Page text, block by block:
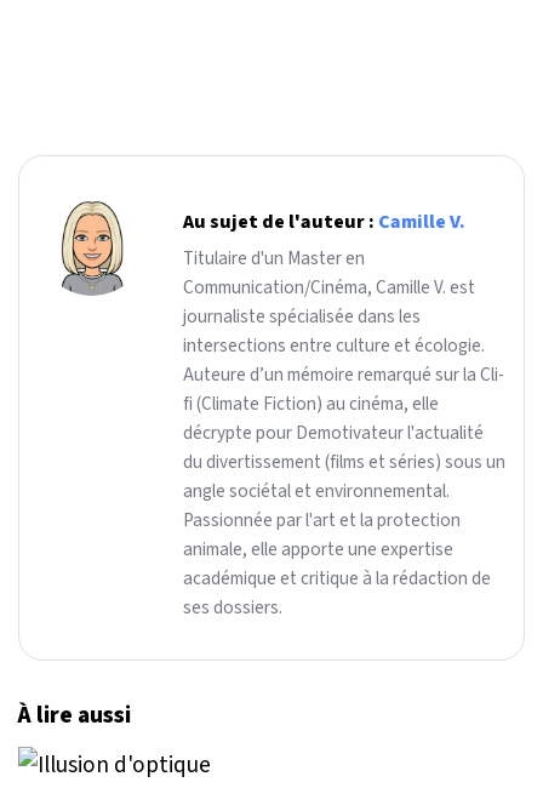
Au sujet de l'auteur : Camille V.
Titulaire d'un Master en
Communication/Cinéma, Camille V. est
journaliste spécialisée dans les
intersections entre culture et écologie.
Auteure d’un mémoire remarqué sur la Cli-
fi (Climate Fiction) au cinéma, elle
décrypte pour Demotivateur l'actualité
du divertissement (films et séries) sous un
angle sociétal et environnemental.
Passionnée par l'art et la protection
animale, elle apporte une expertise
académique et critique à la rédaction de
ses dossiers.
À lire aussi